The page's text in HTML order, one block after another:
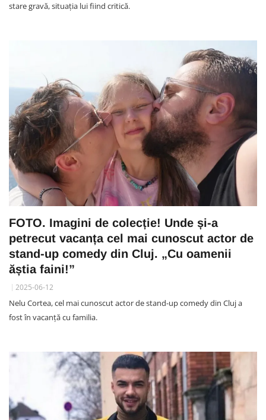
stare gravă, situația lui fiind critică.
FOTO. Imagini de colecție! Unde și-a
petrecut vacanța cel mai cunoscut actor de
stand-up comedy din Cluj. „Cu oamenii
ăștia faini!”
2025-06-12
Nelu Cortea, cel mai cunoscut actor de stand-up comedy din Cluj a
fost în vacanță cu familia.